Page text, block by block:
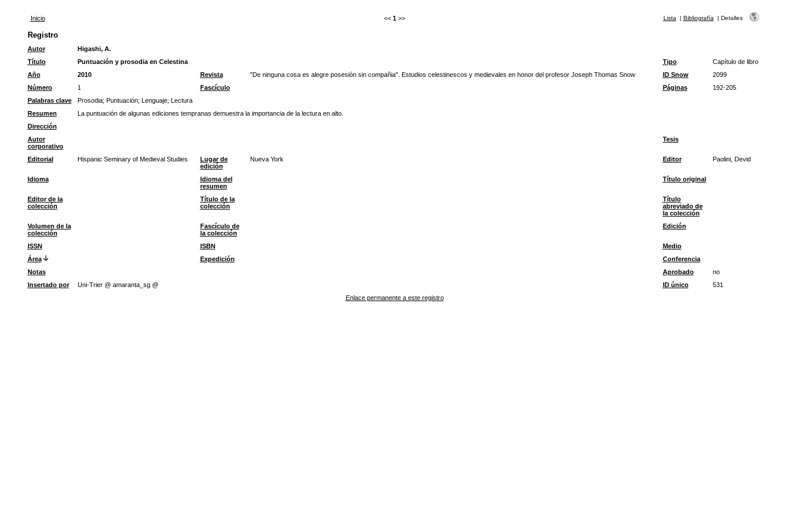
Inicio << 1 >> Lista | Bibliografía | Detalles
Registro
Autor
Higashi, A.
Título
Puntuación y prosodia en Celestina Tipo
Capítulo de libro
Año
2010 Revista "De ninguna cosa es alegre posesión sin compañia". Estudios celestinescos y medievales en honor del profesor Joseph Thomas Snow ID Snow
2099
Número
1 Fascículo Páginas
192-205
Palabras clave
Prosodia; Puntuación; Lenguaje; Lectura
Resumen
La puntuación de algunas ediciones tempranas demuestra la importancia de la lectura en alto.
Dirección
Autor
corporativo
Tesis
Editorial Hispanic Seminary of Medieval Studies
Lugar de
edición
Nueva York Editor Paolini, Devid
Idioma
Idioma del
resumen
Título original
Editor de la
colección
Título de la
colección
Título
abreviado de
la colección
Volumen de la
colección
Fascículo de
la colección
Edición
ISSN ISBN
Medio
Área
Expedición
Conferencia
Notas
Aprobado
no
Insertado por
Uni-Trier @ amaranta_sg @ ID único
531
Enlace permanente a este registro